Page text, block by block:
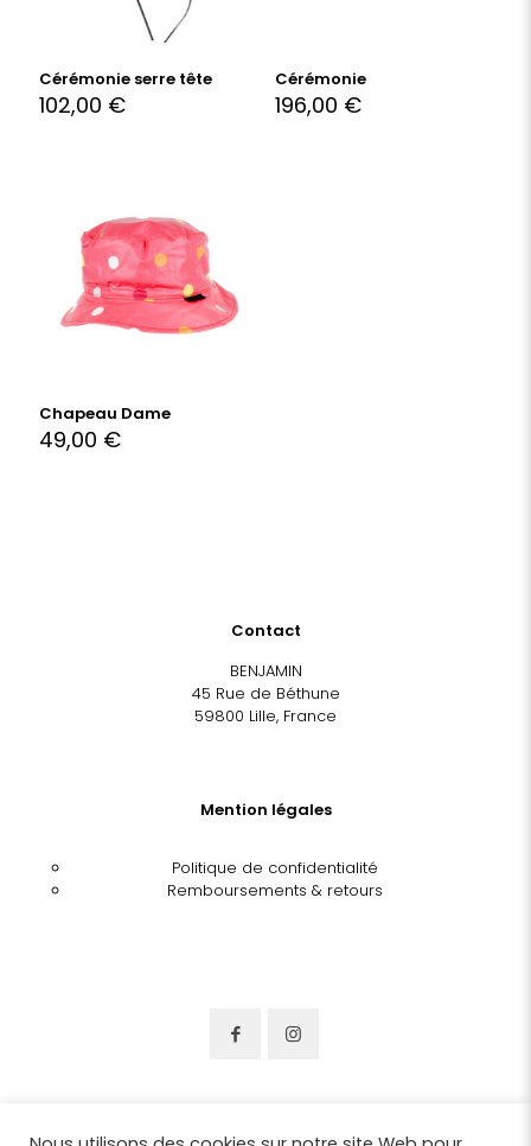
Cérémonie serre tête
102,00 €
Cérémonie
196,00 €
Chapeau Dame
49,00 €
Contact
BENJAMIN
45 Rue de Béthune
59800 Lille, France
Mention légales
Politique de confidentialité
Remboursements & retours